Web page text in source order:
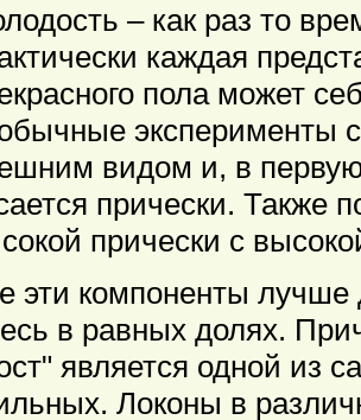
– как раз то
каждая
пола может
эксперименты
видом и, в
прически. Также
прически с
эти компоненты лучше
в равных долях.
является одной из
Локоны в